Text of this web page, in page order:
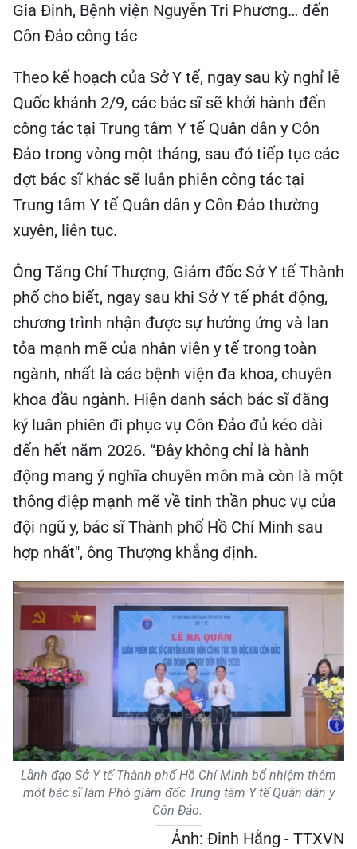
Gia Định, Bệnh viện Nguyễn Tri Phương… đến
Côn Đảo công tác
Theo kế hoạch của Sở Y tế, ngay sau kỳ nghỉ lễ
Quốc khánh 2/9, các bác sĩ sẽ khởi hành đến
công tác tại Trung tâm Y tế Quân dân y Côn
Đảo trong vòng một tháng, sau đó tiếp tục các
đợt bác sĩ khác sẽ luân phiên công tác tại
Trung tâm Y tế Quân dân y Côn Đảo thường
xuyên, liên tục.
Ông Tăng Chí Thượng, Giám đốc Sở Y tế Thành
phố cho biết, ngay sau khi Sở Y tế phát động,
chương trình nhận được sự hưởng ứng và lan
tỏa mạnh mẽ của nhân viên y tế trong toàn
ngành, nhất là các bệnh viện đa khoa, chuyên
khoa đầu ngành. Hiện danh sách bác sĩ đăng
ký luân phiên đi phục vụ Côn Đảo đủ kéo dài
đến hết năm 2026. “Đây không chỉ là hành
động mang ý nghĩa chuyên môn mà còn là một
thông điệp mạnh mẽ về tinh thần phục vụ của
đội ngũ y, bác sĩ Thành phố Hồ Chí Minh sau
hợp nhất", ông Thượng khẳng định.
Lãnh đạo Sở Y tế Thành phố Hồ Chí Minh bổ nhiệm thêm
một bác sĩ làm Phó giám đốc Trung tâm Y tế Quân dân y
Côn Đảo.
Ảnh: Đinh Hằng - TTXVN